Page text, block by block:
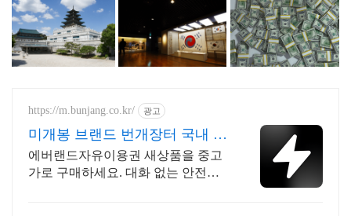
https://m.bunjang.co.kr/ 광고
미개봉 브랜드 번개장터 국내 최
대 브랜드 중고거래
에버랜드자유이용권 새상품을 중고
가로 구매하세요. 대화 없는 안전결